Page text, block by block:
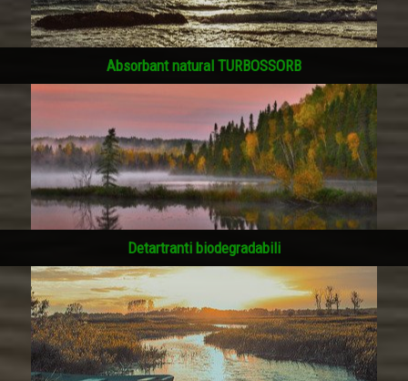
Absorbant natural TURBOSSORB
Detartranti biodegradabili